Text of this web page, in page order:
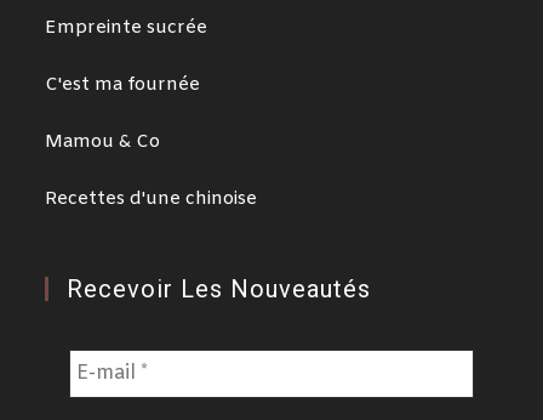
Empreinte sucrée
C'est ma fournée
Mamou & Co
Recettes d'une chinoise
Recevoir Les Nouveautés